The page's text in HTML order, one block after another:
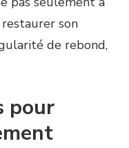
son
de rebond,
pour